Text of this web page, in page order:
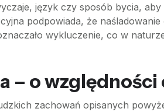
język czy sposób bycia,
podpowiada, że
wykluczenie, co w
– o względności
zachowań opisanych